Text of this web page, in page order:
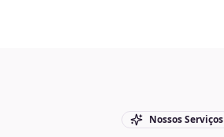
Nossos Serviços